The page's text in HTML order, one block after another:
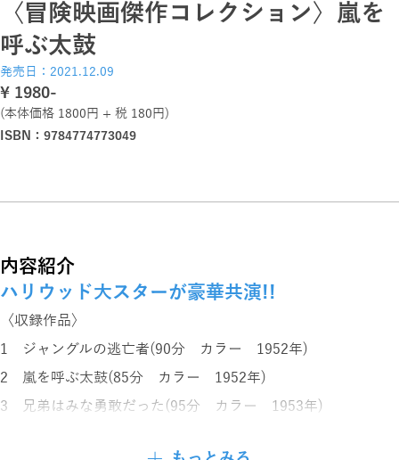
〈冒険映画傑作コレクション〉嵐を
呼ぶ太鼓
発売日：2021.12.09
\ 1980-
(本体価格 1800円 + 税 180円)
ISBN：9784774773049
内容紹介
ハリウッド大スターが豪華共演!!
〈収録作品〉
1 ジャングルの逃亡者(90分 カラー 1952年)
2 嵐を呼ぶ太鼓(85分 カラー 1952年)
3 兄弟はみな勇敢だった(95分 カラー 1953年)